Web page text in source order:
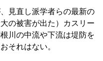
見直し派学者らの最新の
の被害が出た）カスリー
川の中流や下流は堤防を
それはない。